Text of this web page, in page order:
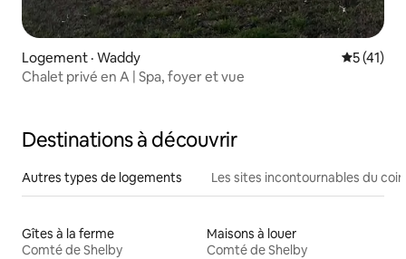
Logement · Waddy Note
5 (41)
Chalet privé en A | Spa, foyer et vue
Destinations à découvrir
Autres types de logements Les sites incontournables du coin
Gîtes à la ferme
Comté de Shelby
Maisons à louer
Comté de Shelby